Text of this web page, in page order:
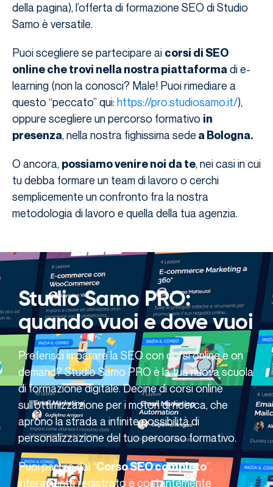
della pagina), l’offerta di formazione SEO di Studio
Samo è versatile.
Puoi scegliere se partecipare ai corsi di SEO
online che trovi nella nostra piattaforma di e-
learning (non la conosci? Male! Puoi rimediare a
questo “peccato” qui: https://pro.studiosamo.it/),
oppure scegliere un percorso formativo in
presenza, nella nostra fighissima sede a Bologna.
O ancora, possiamo venire noi da te, nei casi in cui
tu debba formare un team di lavoro o cerchi
semplicemente un confronto fra la nostra
metodologia di lavoro e quella della tua agenzia.
Studio Samo PRO:
quando vuoi e dove vuoi
Preferisci imparare la SEO con corsi online e on
demand? Studio Samo PRO è la tua nuova scuola
di formazione digitale. Decine di corsi online
sull’ottimizzazione per i motori di ricerca, che
aprono la strada a infinite possibilità di
personalizzazione del tuo percorso formativo.
Puoi partire dal “Corso SEO completo”,
interamente registrato e costantemente